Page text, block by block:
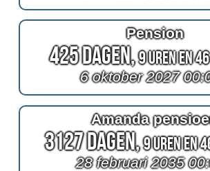
Pension
425 Dagen,9 Uren en
6 oktober 2027
Amanda
3127 Dagen,9 Uren en
28 februari 2035